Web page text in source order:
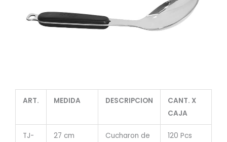
ART. MEDIDA DESCRIPCION
CANT. X
CAJA
TJ-
27 cm
Cucharon de
120 Pcs